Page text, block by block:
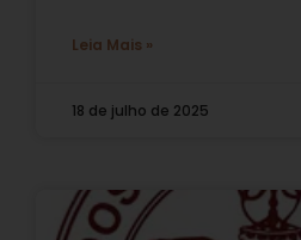
Leia Mais »
18 de julho de 2025